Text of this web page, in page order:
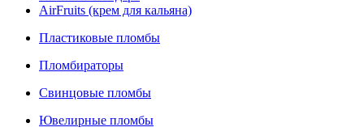
AirFruits (крем для кальяна)
Пластиковые пломбы
Пломбираторы
Свинцовые пломбы
Ювелирные пломбы